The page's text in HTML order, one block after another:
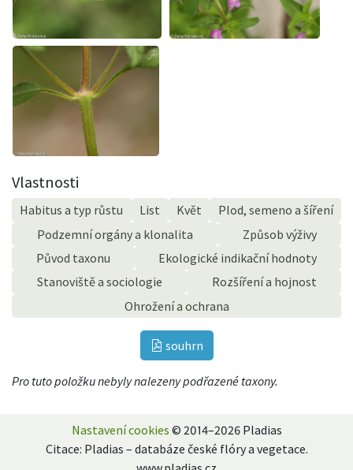
Vlastnosti
Habitus a typ růstu List Květ
Plod, semeno a šíření
Podzemní orgány a klonalita
Způsob výživy
Původ taxonu
Ekologické indikační hodnoty
Stanoviště a sociologie
Rozšíření a hojnost
Ohrožení a ochrana
souhrn
Pro tuto položku nebyly nalezeny podřazené taxony.
Nastavení cookies © 2014–2026 Pladias
Citace: Pladias – databáze české flóry a vegetace.